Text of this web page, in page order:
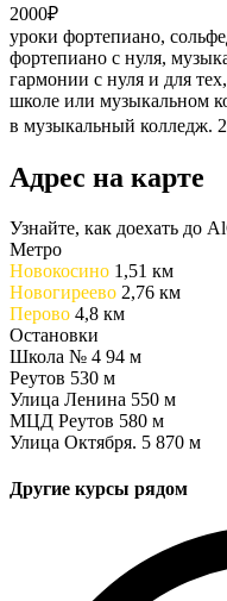
2000₽
уроки фортепиано,
фортепиано с нуля,
гармонии с нуля и для
школе или музыкальном
в музыкальный колледж.
Адрес на карте
Узнайте, как доехать до
Метро
Новокосино 1,51 км
Новогиреево 2,76 км
Перово 4,8 км
Остановки
Школа № 4 94 м
Реутов 530 м
Улица Ленина 550 м
МЦД Реутов 580 м
Улица Октября. 5 870 м
Другие курсы рядом